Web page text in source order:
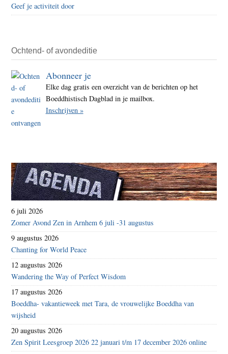
Geef je activiteit door
Ochtend- of avondeditie
Abonneer je
Elke dag gratis een overzicht van de berichten op het
Boeddhistisch Dagblad in je mailbox.
Inschrijven »
6 juli 2026
Zomer Avond Zen in Arnhem 6 juli -31 augustus
9 augustus 2026
Chanting for World Peace
12 augustus 2026
Wandering the Way of Perfect Wisdom
17 augustus 2026
Boeddha- vakantieweek met Tara, de vrouwelijke Boeddha van
wijsheid
20 augustus 2026
Zen Spirit Leesgroep 2026 22 januari t/m 17 december 2026 online